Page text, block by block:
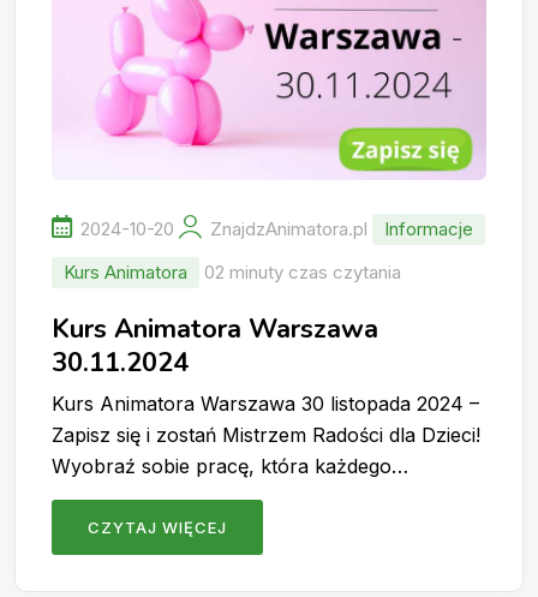
2024-10-20 ZnajdzAnimatora.pl
Informacje
Kurs Animatora
02 minuty czas czytania
Kurs Animatora Warszawa
30.11.2024
Kurs Animatora Warszawa 30 listopada 2024 –
Zapisz się i zostań Mistrzem Radości dla Dzieci!
Wyobraź sobie pracę, która każdego…
CZYTAJ WIĘCEJ